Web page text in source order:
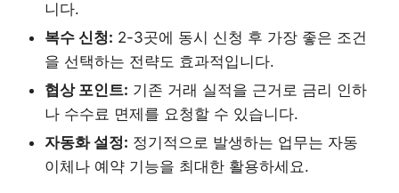
니다.
복수 신청: 2-3곳에 동시 신청 후 가장 좋은 조건
을 선택하는 전략도 효과적입니다.
협상 포인트: 기존 거래 실적을 근거로 금리 인하
나 수수료 면제를 요청할 수 있습니다.
자동화 설정: 정기적으로 발생하는 업무는 자동
이체나 예약 기능을 최대한 활용하세요.